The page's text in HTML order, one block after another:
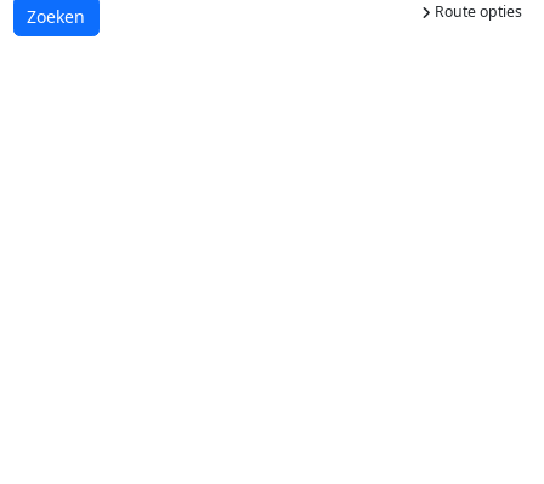
Route opties
Laden...
Zoeken